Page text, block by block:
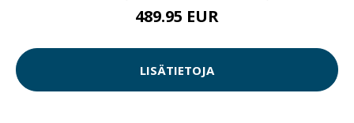
489.95 EUR
LISÄTIETOJA